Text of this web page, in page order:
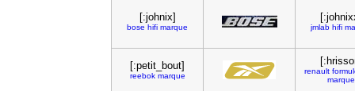
[:johnix]
bose hifi marque jmlab hifi
[:petit_bout]
reebok marque
renault
marque